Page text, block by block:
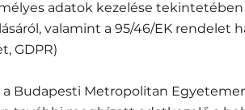
adatok kezelése
valamint a 95/46/EK rendelet
GDPR)
a Budapesti Metropolitan